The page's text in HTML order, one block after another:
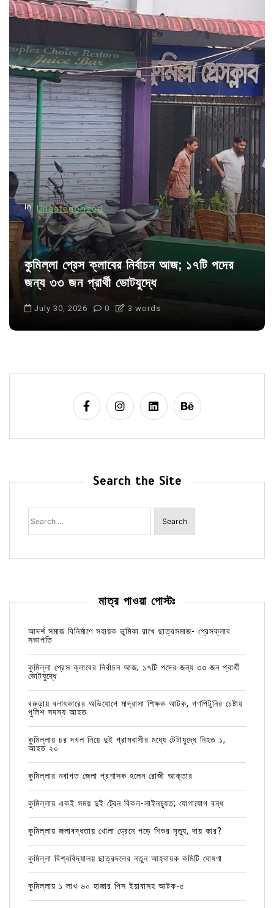
t
a
v
i
g
a
t
i
o
n
In Uncategorized
কুমিল্লা প্রেস ক্লাবের নির্বাচন আজ; ১৭টি পদের
জন্য ৩৩ জন প্রার্থী ভোটযুদ্ধে
July 30, 2026 0 3 words
Search the Site
Search
for:
মাত্র পাওয়া পোস্টঃ
আদর্শ সমাজ বিনির্মাণে সহায়ক ভুমিকা রাখে ছাত্রসমাজ- প্রেসক্লাব
সভাপতি
কুমিল্লা প্রেস ক্লাবের নির্বাচন আজ; ১৭টি পদের জন্য ৩৩ জন প্রার্থী
ভোটযুদ্ধে
বরুড়ায় বলাৎকারের অভিযোগে মাদ্রাসা শিক্ষক আটক, গণপিটুনির চেষ্টায়
পুলিশ সদস্য আহত
কুমিল্লায় চর দখল নিয়ে দুই গ্রামবাসীর মধ্যে টেটাযুদ্ধে নিহত ১,
আহত ২০
কুমিল্লার নবাগত জেলা প্রশাসক হলেন রোজী আক্তার
কুমিল্লায় একই সময় দুই ট্রেন বিকল-লাইনচ্যুত; যোগাযোগ বন্ধ
কুমিল্লায় জলাবদ্ধতায় খোলা ড্রেনে পড়ে শিশুর মৃত্যু, দায় কার?
কুমিল্লা বিশ্ববিদ্যালয় ছাত্রদলের নতুন আহ্বায়ক কমিটি ঘোষণা
কুমিল্লায় ১ লাখ ৬০ হাজার পিস ইয়াবাসহ আটক-৫